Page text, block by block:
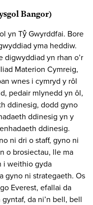
Bangor)
yn Tŷ Gwyrddfai. Bore
yma heddiw.
digwyddiad yn rhan o’r
Materion Cymreig,
wnes i cymryd y rôl
pedair mlynedd yn ôl,
ddinesig, dodd gyno
ddinesig yn y
ddinesig.
ni dri o staff, gyno ni
o brosiectau, lle ma
i weithio gyda
gyno ni strategaeth. Os
Everest, efallai da
gyntaf, da ni’n bell, bell